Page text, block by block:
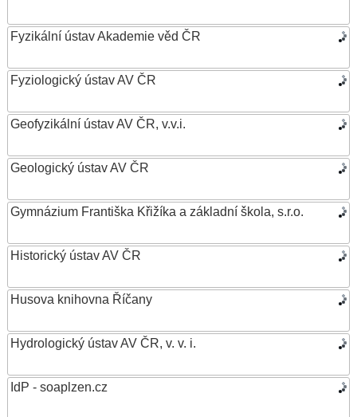
Fyzikální ústav Akademie věd ČR
Fyziologický ústav AV ČR
Geofyzikální ústav AV ČR, v.v.i.
Geologický ústav AV ČR
Gymnázium Františka Křižíka a základní škola, s.r.o.
Historický ústav AV ČR
Husova knihovna Říčany
Hydrologický ústav AV ČR, v. v. i.
IdP - soaplzen.cz